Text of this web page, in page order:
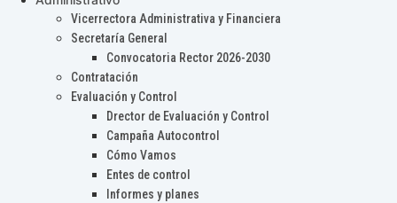
Vicerrectora Administrativa y Financiera
Secretaría General
Convocatoria Rector 2026-2030
Contratación
Evaluación y Control
Drector de Evaluación y Control
Campaña Autocontrol
Cómo Vamos
Entes de control
Informes y planes